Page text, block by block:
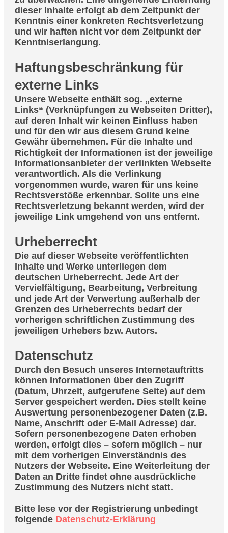
dieser Inhalte erfolgt ab dem Zeitpunkt der
Kenntnis einer konkreten Rechtsverletzung
und wir haften nicht vor dem Zeitpunkt der
Kenntniserlangung.
Haftungsbeschränkung für
externe Links
Unsere Webseite enthält sog. „externe
Links“ (Verknüpfungen zu Webseiten Dritter),
auf deren Inhalt wir keinen Einfluss haben
und für den wir aus diesem Grund keine
Gewähr übernehmen. Für die Inhalte und
Richtigkeit der Informationen ist der jeweilige
Informationsanbieter der verlinkten Webseite
verantwortlich. Als die Verlinkung
vorgenommen wurde, waren für uns keine
Rechtsverstöße erkennbar. Sollte uns eine
Rechtsverletzung bekannt werden, wird der
jeweilige Link umgehend von uns entfernt.
Urheberrecht
Die auf dieser Webseite veröffentlichten
Inhalte und Werke unterliegen dem
deutschen Urheberrecht. Jede Art der
Vervielfältigung, Bearbeitung, Verbreitung
und jede Art der Verwertung außerhalb der
Grenzen des Urheberrechts bedarf der
vorherigen schriftlichen Zustimmung des
jeweiligen Urhebers bzw. Autors.
Datenschutz
Durch den Besuch unseres Internetauftritts
können Informationen über den Zugriff
(Datum, Uhrzeit, aufgerufene Seite) auf dem
Server gespeichert werden. Dies stellt keine
Auswertung personenbezogener Daten (z.B.
Name, Anschrift oder E-Mail Adresse) dar.
Sofern personenbezogene Daten erhoben
werden, erfolgt dies – sofern möglich – nur
mit dem vorherigen Einverständnis des
Nutzers der Webseite. Eine Weiterleitung der
Daten an Dritte findet ohne ausdrückliche
Zustimmung des Nutzers nicht statt.
Bitte lese vor der Registrierung unbedingt
folgende Datenschutz-Erklärung